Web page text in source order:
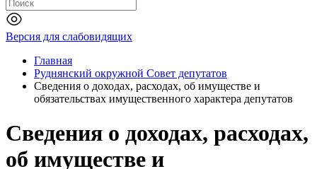
Версия для слабовидящих
Главная
Руднянский окружной Совет депутатов
Сведения о доходах, расходах, об имуществе и
обязательствах имущественного характера депутатов
Сведения о доходах, расходах,
об имуществе и